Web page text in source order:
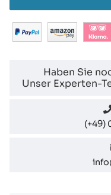
Haben Sie
Unser Experten-
(+49)